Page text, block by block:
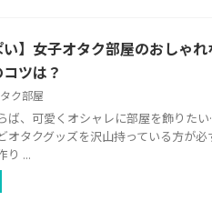
い】女子オタク部屋のおしゃ
ツは？
ク部屋
ば、可愛くオシャレに部屋を飾りた
オタクグッズを沢山持っている方が
り ...